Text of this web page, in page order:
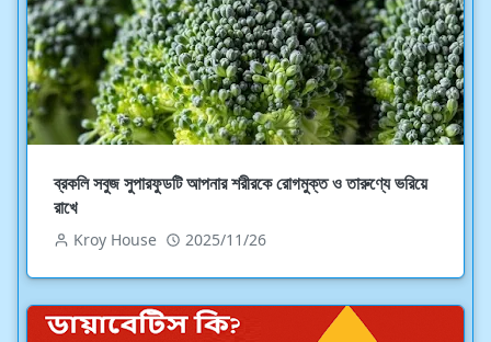
ব্রকলি সবুজ সুপারফুডটি আপনার শরীরকে রোগমুক্ত ও তারুণ্যে ভরিয়ে
রাখে
Kroy House 2025/11/26